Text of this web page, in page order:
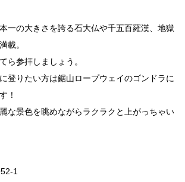
一の大きさを誇る石大仏や千五百羅漢、地獄
載。
ら参拝しましょう。
登りたい方は鋸山ロープウェイのゴンドラに
！
な景色を眺めながらラクラクと上がっちゃい
1